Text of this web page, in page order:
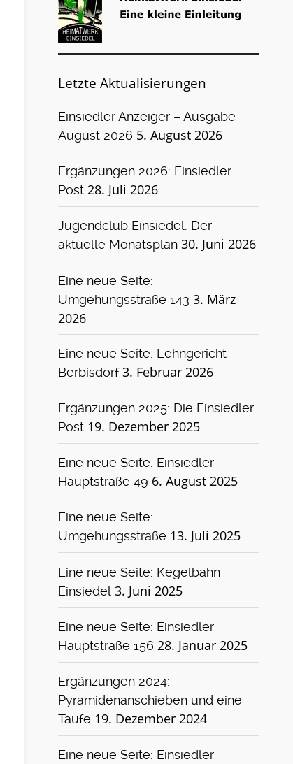
Letzte Aktualisierungen
Einsiedler Anzeiger – Ausgabe
August 2026 5. August 2026
Ergänzungen 2026: Einsiedler
Post 28. Juli 2026
Jugendclub Einsiedel: Der
aktuelle Monatsplan 30. Juni 2026
Eine neue Seite:
Umgehungsstraße 143 3. März
2026
Eine neue Seite: Lehngericht
Berbisdorf 3. Februar 2026
Ergänzungen 2025: Die Einsiedler
Post 19. Dezember 2025
Eine neue Seite: Einsiedler
Hauptstraße 49 6. August 2025
Eine neue Seite:
Umgehungsstraße 13. Juli 2025
Eine neue Seite: Kegelbahn
Einsiedel 3. Juni 2025
Eine neue Seite: Einsiedler
Hauptstraße 156 28. Januar 2025
Ergänzungen 2024:
Pyramidenanschieben und eine
Taufe 19. Dezember 2024
Eine neue Seite: Einsiedler